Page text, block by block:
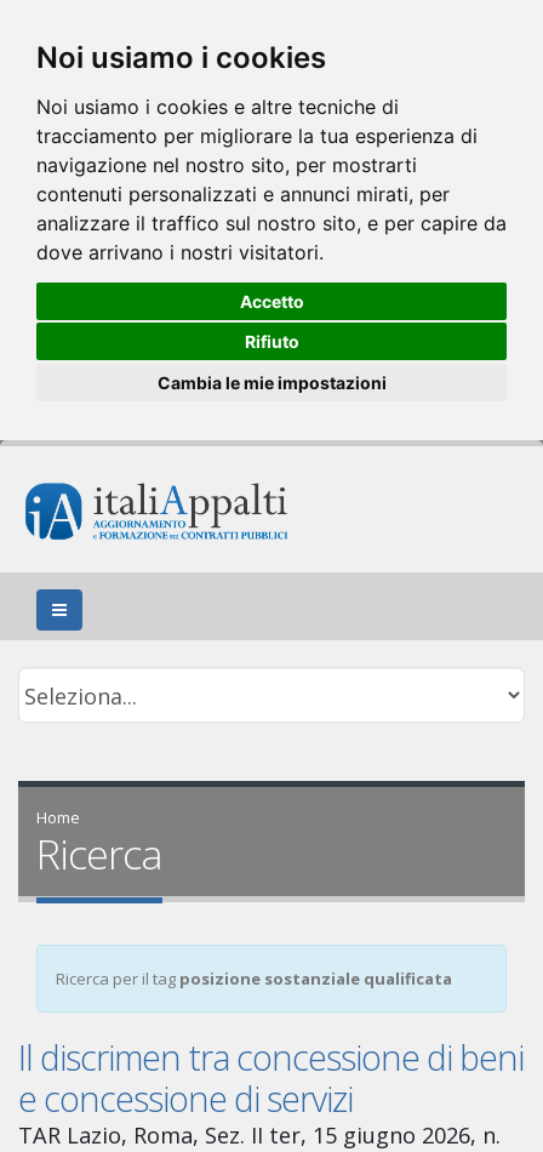
Noi usiamo i cookies
Noi usiamo i cookies e altre tecniche di
tracciamento per migliorare la tua esperienza di
navigazione nel nostro sito, per mostrarti
contenuti personalizzati e annunci mirati, per
analizzare il traffico sul nostro sito, e per capire da
dove arrivano i nostri visitatori.
Accetto
Rifiuto
Cambia le mie impostazioni
Home
Ricerca
Ricerca per il tag posizione sostanziale qualificata
Il discrimen tra concessione di beni
e concessione di servizi
TAR Lazio, Roma, Sez. II ter, 15 giugno 2026, n.